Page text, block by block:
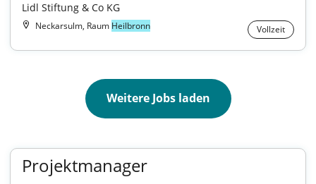
Lidl Stiftung & Co KG
Neckarsulm, Raum Heilbronn Vollzeit
Weitere Jobs laden
Projektmanager